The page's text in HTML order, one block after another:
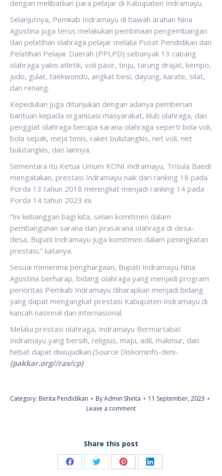
dengan melibatkan para pelajar di Kabupaten Indramayu.
Selanjutnya, Pemkab Indramayu di bawah arahan Nina
Agustina juga terus melakukan pembinaan pengembangan
dan pelatihan olahraga pelajar melalui Pusat Pendidikan dan
Pelatihan Pelajar Daerah (PPLPD) sebanyak 13 cabang
olahraga yakni atletik, voli pasir, tinju, tarung drajat, kempo,
judo, gulat, taekwondo, angkat besi, dayung, karate, silat,
dan renang.
Kepedulian juga ditunjukan dengan adanya pemberian
bantuan kepada organisasi masyarakat, klub olahraga, dan
penggiat olahraga berupa sarana olahraga seperti bola voli,
bola sepak, meja tenis, raket bulutangkis, net voli, net
bulutangkis, dan lainnya.
Sementara itu Ketua Umum KONI Indramayu, Trisula Baedi
mengatakan, prestasi Indramayu naik dari ranking 18 pada
Porda 13 tahun 2018 meningkat menjadi ranking 14 pada
Porda 14 tahun 2023 ini.
“Ini kebanggan bagi kita, selain komitmen dalam
pembangunan sarana dan prasarana olahraga di desa-
desa, Bupati Indramayu juga komitmen dalam peningkatan
prestasi,” katanya.
Sesuai menerima penghargaan, Bupati Indramayu Nina
Agustina berharap, bidang olahraga yang menjadi program
perioritas Pemkab Indramayu diharapkan menjadi bidang
yang dapat mengangkat prestasi Kabupaten Indramayu di
kancah nasional dan internasional.
Melalui prestasi olahraga, Indramayu Bermartabat
Indramayu yang bersih, religius, maju, adil, makmur, dan
hebat dapat diwujudkan.(Source Diskominfo-deni-
(pakkar.org//ras/cp)
Category: Berita Pendidikan ByAdmin Shinta
11 September, 2023
Leave a comment
Share this post
Share Share Share Share